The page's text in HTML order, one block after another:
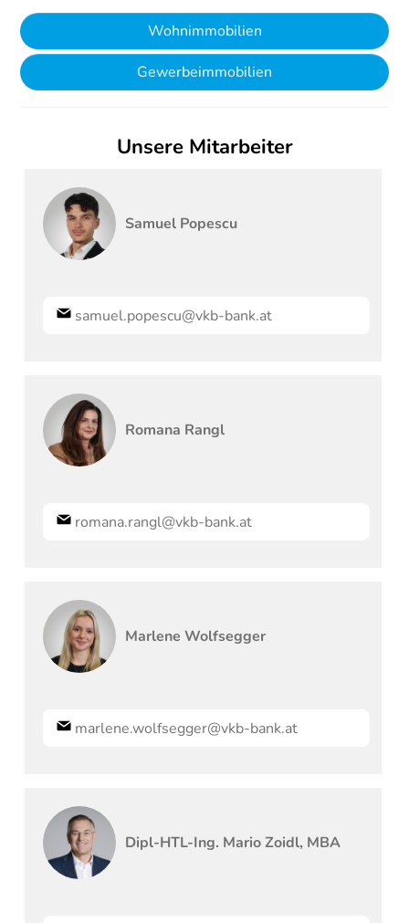
Wohnimmobilien
Gewerbeimmobilien
Unsere Mitarbeiter
Samuel Popescu
samuel.popescu@vkb-bank.at
Romana Rangl
romana.rangl@vkb-bank.at
Marlene Wolfsegger
marlene.wolfsegger@vkb-bank.at
Dipl-HTL-Ing. Mario Zoidl, MBA